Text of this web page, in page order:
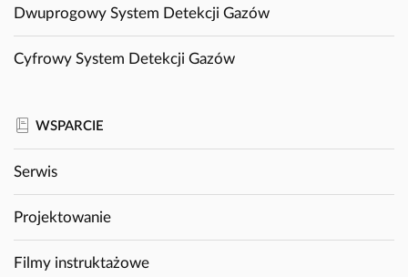
Dwuprogowy System Detekcji Gazów
Cyfrowy System Detekcji Gazów
WSPARCIE
Serwis
Projektowanie
Filmy instruktażowe